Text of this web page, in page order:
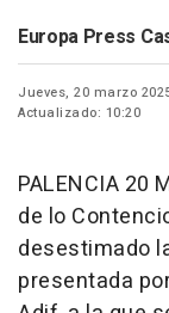
Europa Press
Jueves, 20 marzo
Actualizado: 10:20
PALENCIA 20
de lo
desestimado
presentada